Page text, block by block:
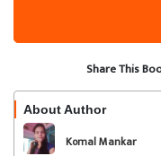
Share This
About Author
Komal Mankar